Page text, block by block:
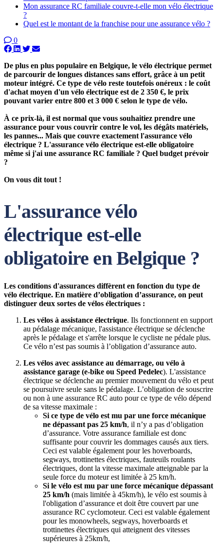
Mon assurance RC familiale couvre-t-elle mon vélo électrique
?
Quel est le montant de la franchise pour une assurance vélo ?
0
De plus en plus populaire en Belgique, le vélo électrique permet
de parcourir de longues distances sans effort, grâce à un petit
moteur intégré. Ce type de vélo reste toutefois onéreux : le coût
d'achat moyen d'un vélo électrique est de 2 350 €, le prix
pouvant varier entre 800 et 3 000 € selon le type de vélo.
À ce prix-là, il est normal que vous souhaitiez prendre une
assurance pour vous couvrir contre le vol, les dégâts matériels,
les pannes... Mais que couvre exactement l'assurance vélo
électrique ? L'assurance vélo électrique est-elle obligatoire
même si j'ai une assurance RC familiale ? Quel budget prévoir
?
On vous dit tout !
L'assurance vélo
électrique est-elle
obligatoire en Belgique ?
Les conditions d'assurances diffèrent en fonction du type de
vélo électrique. En matière d’obligation d’assurance, on peut
distinguer deux sortes de vélos électriques :
Les vélos à assistance électrique. Ils fonctionnent en support
au pédalage mécanique, l'assistance électrique se déclenche
après le pédalage et s'arrête lorsque le cycliste ne pédale plus.
Ce vélo n’est pas soumis à l’obligation d’assurance auto.
Les vélos avec assistance au démarrage, ou vélo à
assistance garage (e-bike ou Speed Pedelec). L'assistance
électrique se déclenche au premier mouvement du vélo et peut
se poursuivre seule sans le pédalage. L’obligation de souscrire
ou non à une assurance RC auto pour ce type de vélo dépend
de sa vitesse maximale :
Si ce type de vélo est mu par une force mécanique
ne dépassant pas 25 km/h, il n’y a pas d’obligation
d’assurance. Votre assurance familiale est donc
suffisante pour couvrir les dommages causés aux tiers.
Ceci est valable également pour les hoverboards,
segways, trottinettes électriques, fauteuils roulants
électriques, dont la vitesse maximale atteignable par la
seule force du moteur est limitée à 25 km/h.
Si le vélo est mu par une force mécanique dépassant
25 km/h (mais limitée à 45km/h), le vélo est soumis à
l'obligation d’assurance et doit être couvert par une
assurance RC cyclomoteur. Ceci est valable également
pour les monowheels, segways, hoverboards et
trottinettes électriques qui atteignent des vitesses
supérieures à 25km/h,